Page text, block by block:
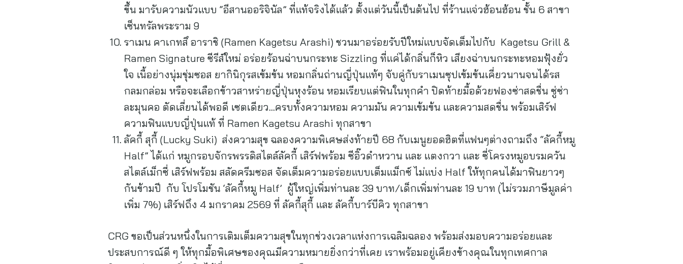
ขึ้น มารับความนัวแบบ “อีสานออริจินัล” ที่แท้จริงได้แล้ว ตั้งแต่วันนี้เป็นต้นไป ที่ร้านแจ่วฮ้อนฮ้อน ชั้น 6 สาขา
เซ็นทรัลพระราม 9
ราเมน คาเกทสึ อาราชิ (Ramen Kagetsu Arashi) ชวนมาอร่อยรับปีใหม่แบบจัดเต็มไปกับ Kagetsu Grill &
Ramen Signature ซีรีส์ใหม่ อร่อยร้อนฉ่าบนกระทะ Sizzling ที่แค่ได้กลิ่นก็หิว เสียงฉ่าบนกระทะหอมฟุ้งยั่ว
ใจ เนื้อย่างนุ่มชุ่มซอส ยากินิกุรสเข้มข้น หอมกลิ่นถ่านญี่ปุ่นแท้ๆ จับคู่กับราเมนซุปเข้มข้นเคี่ยวนานจนได้รส
กลมกล่อม หรือจะเลือกข้าวสาหร่ายญี่ปุ่นหุงร้อน หอมเรียบแต่ฟินในทุกคำ ปิดท้ายมื้อด้วยฟองซ่าสดชื่น ซู่ซ่า
ละมุนคอ ตัดเลี่ยนได้พอดี เซตเดียว…ครบทั้งความหอม ความมัน ความเข้มข้น และความสดชื่น พร้อมเสิร์ฟ
ความฟินแบบญี่ปุ่นแท้ ที่ Ramen Kagetsu Arashi ทุกสาขา
ลัคกี้ สุกี้ (Lucky Suki) ส่งความสุข ฉลองความพิเศษส่งท้ายปี 68 กับเมนูยอดฮิตที่แฟนๆต่างถามถึง “ลัคกี้หมู
Half” ได้แก่ หมูกรอบจักรพรรดิสไตล์ลัคกี้ เสิร์ฟพร้อม ซีอิ๊วดำหวาน และ แตงกวา และ ซี่โครงหมูอบรมควัน
สไตล์เม็กซี่ เสิร์ฟพร้อม สลัดครีมซอส จัดเต็มความอร่อยแบบเต็มแม็กซ์ ไม่แบ่ง Half ให้ทุกคนได้มาฟินยาวๆ
กันข้ามปี กับ โปรโมชัน ‘ลัคกี้หมู Half’ ผู้ใหญ่เพิ่มท่านละ 39 บาท/เด็กเพิ่มท่านละ 19 บาท (ไม่รวมภาษีมูลค่า
เพิ่ม 7%) เสิร์ฟถึง 4 มกราคม 2569 ที่ ลัคกี้สุกี้ และ ลัคกี้บาร์บีคิว ทุกสาขา
CRG ขอเป็นส่วนหนึ่งในการเติมเต็มความสุขในทุกช่วงเวลาแห่งการเฉลิมฉลอง พร้อมส่งมอบความอร่อยและ
ประสบการณ์ดี ๆ ให้ทุกมื้อพิเศษของคุณมีความหมายยิ่งกว่าที่เคย เราพร้อมอยู่เคียงข้างคุณในทุกเทศกาล